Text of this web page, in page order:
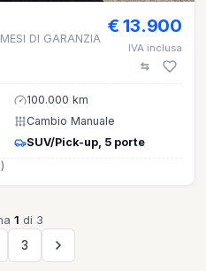
DI GARANZIA
€ 13.900
IVA inclusa
100.000 km
Cambio Manuale
SUV/Pick-up, 5 porte
1 di 3
3